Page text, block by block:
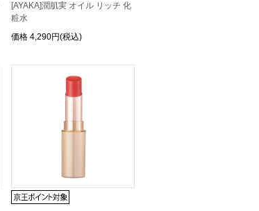
[AYAKA]潤肌実 オイル リッチ 化
粧水
価格 4,290円(税込)